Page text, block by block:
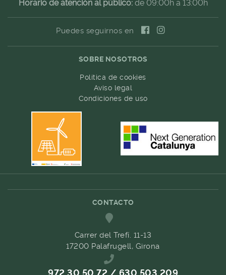
Horario de atención al público:de 09:00h a 13:00h
Puedes seguirnos en
SOBRE NOSOTROS
Política de cookies
Aviso legal
Condiciones de uso
CONTACTO
Carrer del Trefí. 11-13
17200 Palafrugell, Girona
972 30 50 72 / 630 503 209